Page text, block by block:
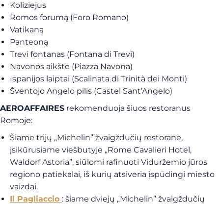
Koliziejus
Romos forumą (Foro Romano)
Vatikaną
Panteoną
Trevi fontanas (Fontana di Trevi)
Navonos aikštė (Piazza Navona)
Ispanijos laiptai (Scalinata di Trinità dei Monti)
Šventojo Angelo pilis (Castel Sant’Angelo)
AEROAFFAIRES rekomenduoja šiuos restoranus
Romoje:
Šiame trijų „Michelin” žvaigždučių restorane,
įsikūrusiame viešbutyje „Rome Cavalieri Hotel,
Waldorf Astoria”, siūlomi rafinuoti Viduržemio jūros
regiono patiekalai, iš kurių atsiveria įspūdingi miesto
vaizdai.
Il Pagliaccio : šiame dviejų „Michelin” žvaigždučių